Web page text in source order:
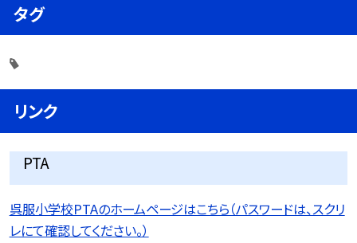
タグ
リンク
PTA
呉服小学校PTAのホームページはこちら（パスワードは、スクリ
レにて確認してください。）